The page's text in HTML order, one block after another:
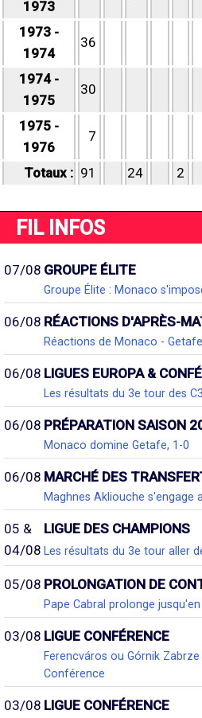
1973
1973 -
1974
36
1974 -
1975
30
1975 -
1976
7
Totaux : 91 24 2
FIL INFOS
07/08 GROUPE ÉLITE
Groupe Élite : Monaco
06/08 RÉACTIONS D'APRÈS-
Réactions de Monaco - Getafe
06/08 LIGUES EUROPA &
Les résultats du 3e tour des
06/08 PRÉPARATION SAISON
Monaco domine Getafe, 1-0
06/08 MARCHÉ DES
Maghnes Akliouche s'engage
05 &
04/08
LIGUE DES CHAMPIONS
Les résultats du 3e tour aller
05/08 PROLONGATION DE
Pape Cabral prolonge jusqu'en
03/08 LIGUE CONFÉRENCE
Ferencváros ou Górnik
Conférence
03/08 LIGUE CONFÉRENCE